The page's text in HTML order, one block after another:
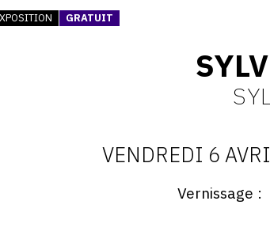
GRATUIT
VENDREDI 6
Vernissage